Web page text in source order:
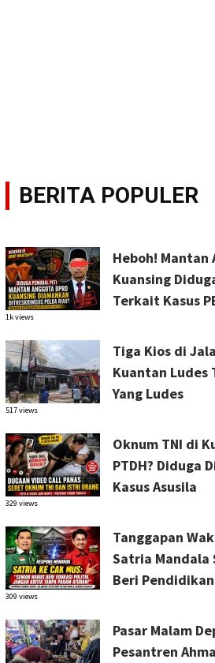
BERITA POPULER
Heboh! Mantan
Kuansing
Terkait Kasus
1k views
Tiga Kios di
Kuantan Ludes
Yang Ludes
517 views
Oknum TNI di
PTDH? Diduga
Kasus Asusila
329 views
Tanggapan
Satria Mandala
Beri
309 views
Pasar Malam
Pesantren